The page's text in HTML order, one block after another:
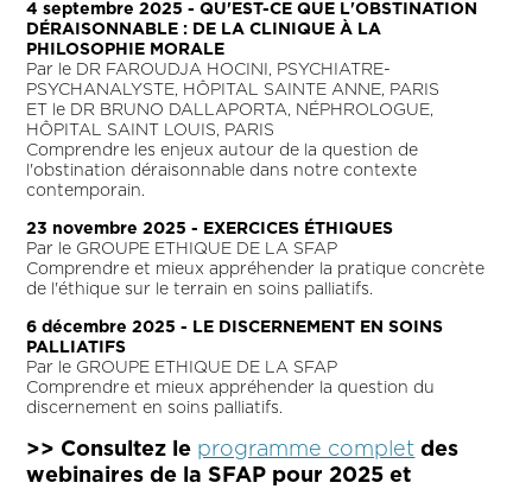
4 septembre 2025 - QU'EST-CE QUE L'OBSTINATION
DÉRAISONNABLE : DE LA CLINIQUE À LA
PHILOSOPHIE MORALE
Par le DR FAROUDJA HOCINI, PSYCHIATRE-
PSYCHANALYSTE, HÔPITAL SAINTE ANNE, PARIS
ET le DR BRUNO DALLAPORTA, NÉPHROLOGUE,
HÔPITAL SAINT LOUIS, PARIS
Comprendre les enjeux autour de la question de
l'obstination déraisonnable dans notre contexte
contemporain.
23 novembre 2025 - EXERCICES ÉTHIQUES
Par le GROUPE ETHIQUE DE LA SFAP
Comprendre et mieux appréhender la pratique concrète
de l'éthique sur le terrain en soins palliatifs.
6 décembre 2025 - LE DISCERNEMENT EN SOINS
PALLIATIFS
Par le GROUPE ETHIQUE DE LA SFAP
Comprendre et mieux appréhender la question du
discernement en soins palliatifs.
>> Consultez le programme complet des
webinaires de la SFAP pour 2025 et